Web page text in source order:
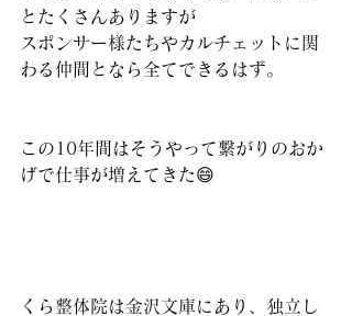
とたくさんありますが
スポンサー様たちやカルチェットに関
わる仲間となら全てできるはず。
この10年間はそうやって繋がりのおか
げで仕事が増えてきた😄
くら整体院は金沢文庫にあり、独立し